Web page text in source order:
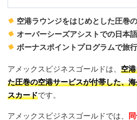
空港ラウンジをはじめとした圧巻
オーバーシーズアシストでの日本
ボーナスポイントプログラムで旅
アメックスビジネスゴールドは、 空
た圧巻の空港サービスが付帯した、
スカードです。
アメックスビジネスゴールドでは、